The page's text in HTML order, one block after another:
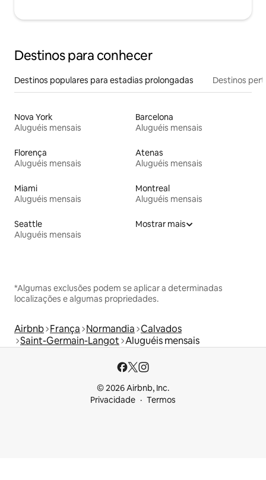
Destinos para conhecer
Destinos populares para estadias prolongadas Destinos
Nova York
Aluguéis mensais
Barcelona
Aluguéis mensais
Florença
Aluguéis mensais
Atenas
Aluguéis mensais
Miami
Aluguéis mensais
Montreal
Aluguéis mensais
Seattle
Aluguéis mensais
Mostrar mais
*Algumas exclusões podem se aplicar a determinadas
localizações e algumas propriedades.
Airbnb França Normandia Calvados
Saint-Germain-Langot Aluguéis mensais
© 2026 Airbnb, Inc.
Privacidade
Termos